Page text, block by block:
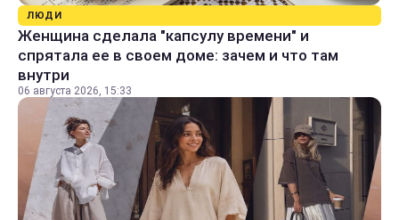
ЛЮДИ
Женщина сделала "капсулу времени" и
спрятала ее в своем доме: зачем и что там
внутри
06 августа 2026, 15:33